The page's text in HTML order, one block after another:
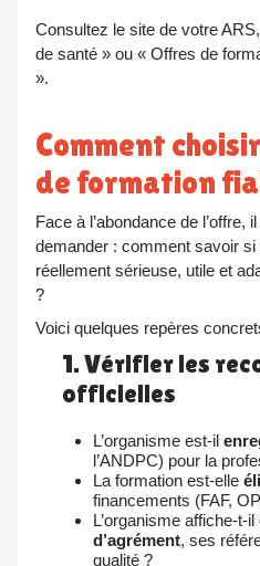
Consultez le site de votre ARS, rubrique « Professionnels
de santé » ou « Offres de
».
Comment choisir un organisme
de formation
Face à l’abondance de l’offre, il est légitime de se
demander : comment savoir
réellement sérieuse, utile et
?
Voici quelques repères
1. Vérifier les reconnaissances
officielles
L’organisme est‑il
l’ANDPC) pour la
La formation est‑elle
financements (FAF,
L’organisme
d’agrément, ses
qualité ?